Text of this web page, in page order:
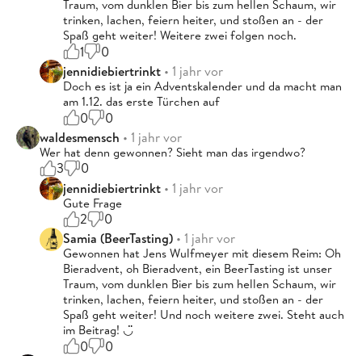
Traum, vom dunklen Bier bis zum hellen Schaum, wir
trinken, lachen, feiern heiter, und stoßen an - der
Spaß geht weiter! Weitere zwei folgen noch.
1
0
jennidiebiertrinkt • 1 jahr vor
Doch es ist ja ein Adventskalender und da macht man
am 1.12. das erste Türchen auf
0
0
waldesmensch • 1 jahr vor
Wer hat denn gewonnen? Sieht man das irgendwo?
3
0
jennidiebiertrinkt • 1 jahr vor
Gute Frage
2
0
Samia (BeerTasting) • 1 jahr vor
Gewonnen hat Jens Wulfmeyer mit diesem Reim: Oh
Bieradvent, oh Bieradvent, ein BeerTasting ist unser
Traum, vom dunklen Bier bis zum hellen Schaum, wir
trinken, lachen, feiern heiter, und stoßen an - der
Spaß geht weiter! Und noch weitere zwei. Steht auch
im Beitrag! ◡̈
0
0